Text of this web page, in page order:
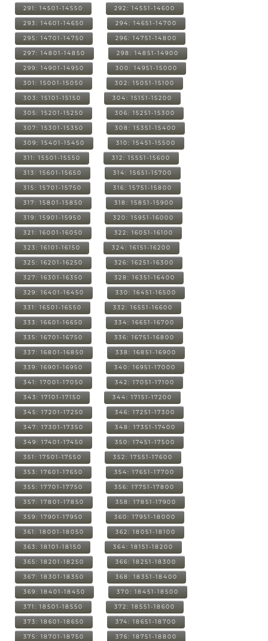
291: 14501-14550 292: 14551-14600
293: 14601-14650 294: 14651-14700
295: 14701-14750 296: 14751-14800
297: 14801-14850 298: 14851-14900
299: 14901-14950 300: 14951-15000
301: 15001-15050 302: 15051-15100
303: 15101-15150 304: 15151-15200
305: 15201-15250 306: 15251-15300
307: 15301-15350 308: 15351-15400
309: 15401-15450 310: 15451-15500
311: 15501-15550 312: 15551-15600
313: 15601-15650 314: 15651-15700
315: 15701-15750 316: 15751-15800
317: 15801-15850 318: 15851-15900
319: 15901-15950 320: 15951-16000
321: 16001-16050 322: 16051-16100
323: 16101-16150 324: 16151-16200
325: 16201-16250 326: 16251-16300
327: 16301-16350 328: 16351-16400
329: 16401-16450 330: 16451-16500
331: 16501-16550 332: 16551-16600
333: 16601-16650 334: 16651-16700
335: 16701-16750 336: 16751-16800
337: 16801-16850 338: 16851-16900
339: 16901-16950 340: 16951-17000
341: 17001-17050 342: 17051-17100
343: 17101-17150 344: 17151-17200
345: 17201-17250 346: 17251-17300
347: 17301-17350 348: 17351-17400
349: 17401-17450 350: 17451-17500
351: 17501-17550 352: 17551-17600
353: 17601-17650 354: 17651-17700
355: 17701-17750 356: 17751-17800
357: 17801-17850 358: 17851-17900
359: 17901-17950 360: 17951-18000
361: 18001-18050 362: 18051-18100
363: 18101-18150 364: 18151-18200
365: 18201-18250 366: 18251-18300
367: 18301-18350 368: 18351-18400
369: 18401-18450 370: 18451-18500
371: 18501-18550 372: 18551-18600
373: 18601-18650 374: 18651-18700
375: 18701-18750 376: 18751-18800